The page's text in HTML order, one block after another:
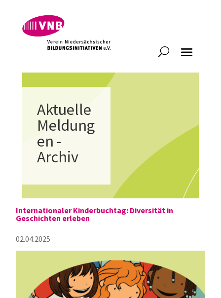
Aktuelle
Meldung
en -
Archiv
Internationaler Kinderbuchtag: Diversität in
Geschichten erleben
02.04.2025